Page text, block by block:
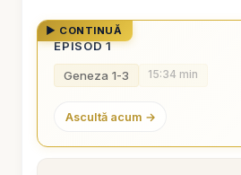
▶ CONTINUĂ
EPISOD 1
Geneza 1-3 15:34 min
Ascultă acum →